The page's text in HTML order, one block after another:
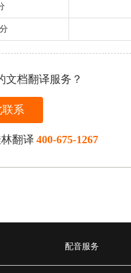
文档翻译服务？
联系
翻译 400-675-1267
配音服务